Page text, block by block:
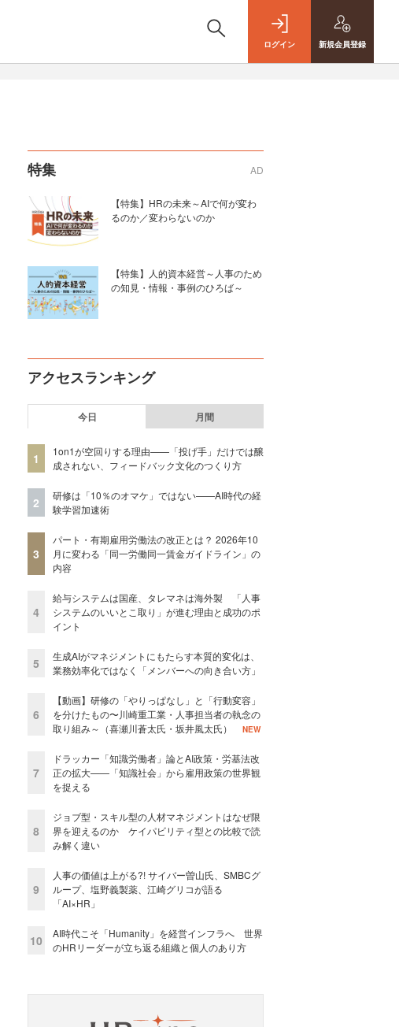
ログイン 新規会員登録
特集 AD
【特集】HRの未来～AIで何が変わ
るのか／変わらないのか
【特集】人的資本経営～人事のため
の知見・情報・事例のひろば～
アクセスランキング
今日 月間
1
1on1が空回りする理由——「投げ手」だけでは醸
成されない、フィードバック文化のつくり方
2
研修は「10％のオマケ」ではない——AI時代の経
験学習加速術
3
パート・有期雇用労働法の改正とは？ 2026年10
月に変わる「同一労働同一賃金ガイドライン」の
内容
4
給与システムは国産、タレマネは海外製 「人事
システムのいいとこ取り」が進む理由と成功のポ
イント
5
生成AIがマネジメントにもたらす本質的変化は、
業務効率化ではなく「メンバーへの向き合い方」
6
【動画】研修の「やりっぱなし」と「行動変容」
を分けたもの〜川崎重工業・人事担当者の執念の
取り組み～（喜瀬川蒼太氏・坂井風太氏）
NEW
7
ドラッカー「知識労働者」論とAI政策・労基法改
正の拡大——「知識社会」から雇用政策の世界観
を捉える
8
ジョブ型・スキル型の人材マネジメントはなぜ限
界を迎えるのか ケイパビリティ型との比較で読
み解く違い
9
人事の価値は上がる?! サイバー曽山氏、SMBCグ
ループ、塩野義製薬、江崎グリコが語る
「AI×HR」
10
AI時代こそ「Humanity」を経営インフラへ 世界
のHRリーダーが立ち返る組織と個人のあり方